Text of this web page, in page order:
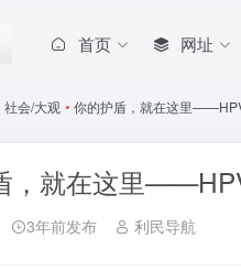
首页 网址
社会/大观 • 你的护盾，就在这里
，就在这里
3年前发布 利民导航